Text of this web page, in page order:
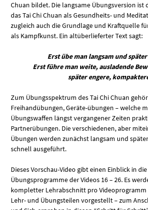
Chuan bildet. Die langsame Übungsversion ist
das Tai Chi Chuan als Gesundheits- und
zugleich auch die Grundlage und Kraftquelle
als Kampfkunst. Ein altüberlieferter Text sagt:
Erst übe man langsam und
Erst führe man weite, ausladende
später engere,
Zum Übungsspektrum des Tai Chi Chuan
Freihandübungen, Geräte-übungen – welche
Übungswaffen längst vergangener Zeiten
Partnerübungen. Die verschiedenen, aber
Übungen werden zunächst langsam und
schnell ausgeführt.
Dieses Vorschau-Video gibt einen Einblick in
Übungsprogramme der Videos 16 – 26. Es
kompletter Lehrabschnitt pro Videoprogramm
Lehr- und Übungsteilen vorgestellt – zum